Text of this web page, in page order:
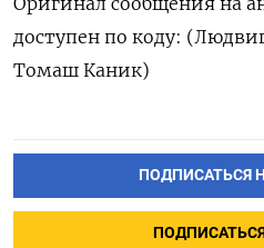
доступен по коду:
Томаш Каник)
ПОДПИСАТЬСЯ
ПОДПИСАТЬСЯ